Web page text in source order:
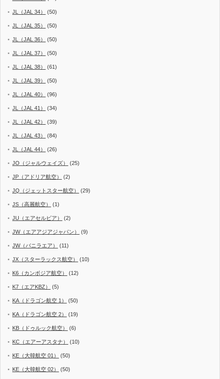
JL（JAL 34） (50)
JL（JAL 35） (50)
JL（JAL 36） (50)
JL（JAL 37） (50)
JL（JAL 38） (61)
JL（JAL 39） (50)
JL（JAL 40） (96)
JL（JAL 41） (34)
JL（JAL 42） (39)
JL（JAL 43） (84)
JL（JAL 44） (26)
JO（ジャルウェイズ） (25)
JP（アドリア航空） (2)
JQ（ジェットスター航空） (29)
JS（高麗航空） (1)
JU（エアセルビア） (2)
JW（エアアジアジャパン） (9)
JW（バニラエア） (11)
JX（スターラックス航空） (10)
K6（カンボジア航空） (12)
K7（エアKBZ） (5)
KA（ドラゴン航空 1） (50)
KA（ドラゴン航空 2） (19)
KB（ドゥルック航空） (6)
KC（エアーアスタナ） (10)
KE（大韓航空 01） (50)
KE（大韓航空 02） (50)